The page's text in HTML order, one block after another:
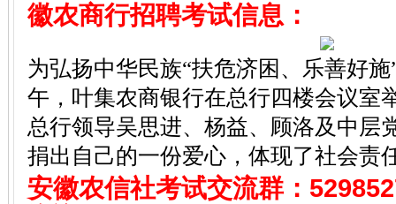
徽农商行招聘考试信息：
为弘扬中华民族“扶危济困、乐善好
午，叶集农商银行在总行四楼会议室
总行领导吴思进、杨益、顾洛及中层
捐出自己的一份爱心，体现了社会责
安徽农信社考试交流群：